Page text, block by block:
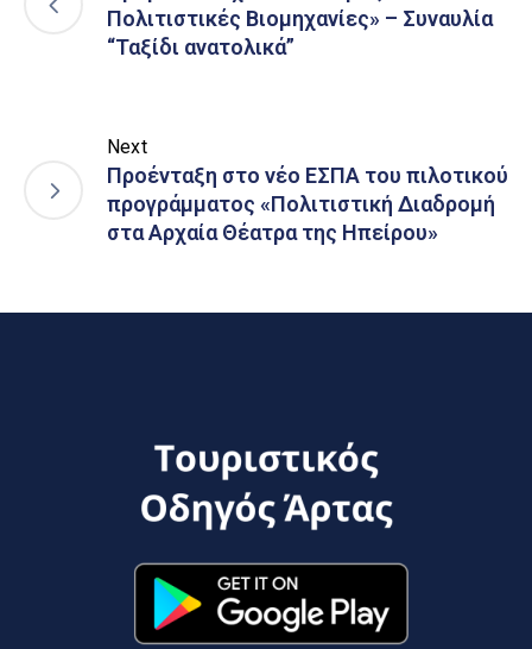
Πολιτιστικές Βιομηχανίες» – Συναυλία
“Ταξίδι ανατολικά”
Next
Προένταξη στο νέο ΕΣΠΑ του πιλοτικού
προγράμματος «Πολιτιστική Διαδρομή
στα Αρχαία Θέατρα της Ηπείρου»